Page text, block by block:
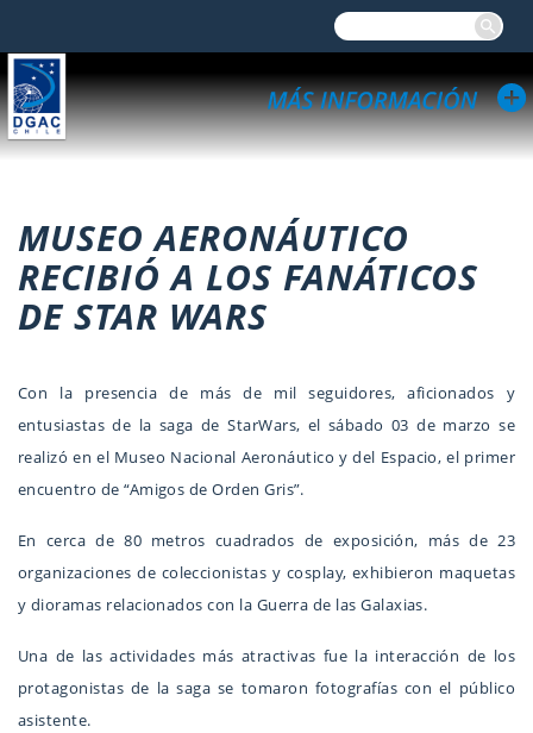
MUSEO AERONÁUTICO
RECIBIÓ A LOS FANÁTICOS
DE STAR WARS
Con la presencia de más de mil seguidores, aficionados y
entusiastas de la saga de StarWars, el sábado 03 de marzo se
realizó en el Museo Nacional Aeronáutico y del Espacio, el primer
encuentro de “Amigos de Orden Gris”.
En cerca de 80 metros cuadrados de exposición, más de 23
organizaciones de coleccionistas y cosplay, exhibieron maquetas
y dioramas relacionados con la Guerra de las Galaxias.
Una de las actividades más atractivas fue la interacción de los
protagonistas de la saga se tomaron fotografías con el público
asistente.